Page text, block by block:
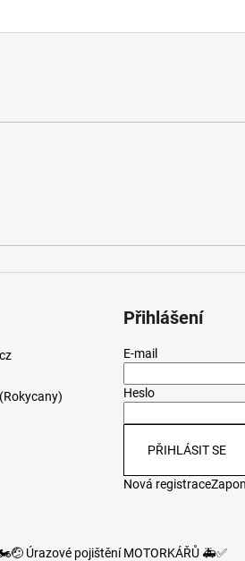
Přihlášení
E-mail
Heslo
PŘIHLÁSIT SE
Nová registrace
Úrazové pojištění MOTORKÁŘŮ 🚑✅